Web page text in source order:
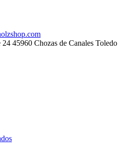
45960 Chozas de Canales Toledo